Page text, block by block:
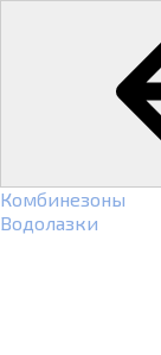
Комбинезоны
Водолазки